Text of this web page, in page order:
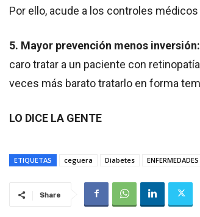
Por ello, acude a los controles
5. Mayor prevención menos inversión:
caro tratar a un paciente con
veces más barato tratarlo en forma
LO DICE LA GENTE
ETIQUETAS ceguera Diabetes ENFERMEDADES
Share